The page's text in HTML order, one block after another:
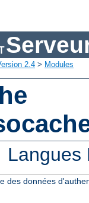
2.4 > Modules
des données